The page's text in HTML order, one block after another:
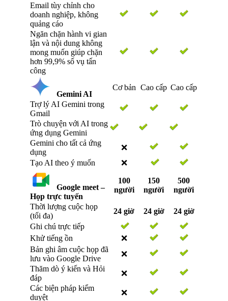
Email tùy chỉnh cho
doanh nghiệp, không
quảng cáo
Ngăn chặn hành vi gian
lận và nội dung không
mong muốn giúp chặn
hơn 99,9% số vụ tấn
công
Gemini AI
Cơ bản Cao cấp Cao cấp
Trợ lý AI Gemini trong
Gmail
Trò chuyện với AI trong
ứng dụng Gemini
Gemini cho tất cả ứng
dụng
❌
Tạo AI theo ý muốn
❌
Google meet –
Họp trực tuyến
100
người
150
người
500
người
Thời lượng cuộc họp
(tối đa)
24 giờ 24 giờ
24 giờ
Ghi chú trực tiếp
Khử tiếng ồn
❌
Bản ghi âm cuộc họp đã
lưu vào Google Drive
❌
Thăm dò ý kiến và Hỏi
đáp
❌
Các biện pháp kiểm
duyệt
❌